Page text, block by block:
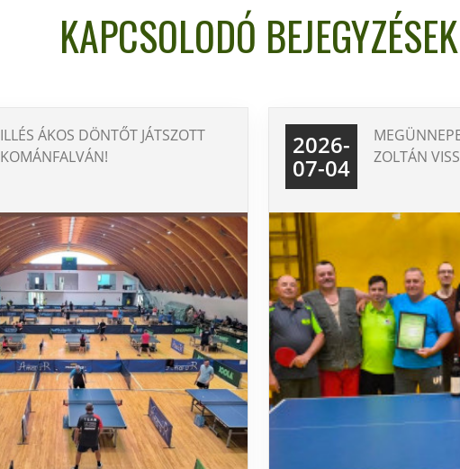
KAPCSOLODÓ BEJEGYZÉSEK
ILLÉS ÁKOS DÖNTŐT JÁTSZOTT
KOMÁNFALVÁN!
2026-
07-04
ZOLTÁN